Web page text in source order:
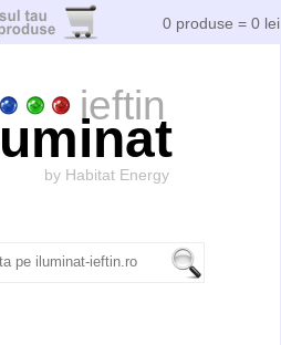
0 produse = 0 lei
ieftin
by Habitat Energy